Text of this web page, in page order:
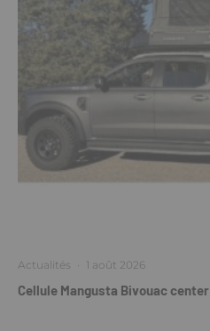
Actualités · 1 août 2026
Cellule Mangusta Bivouac center